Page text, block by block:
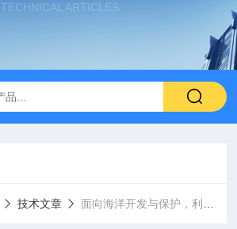
TECHNICAL ARTICLES
技术文章 面向海洋开发与保护，利用仿生微结构实现油滴收集-自检测一体化